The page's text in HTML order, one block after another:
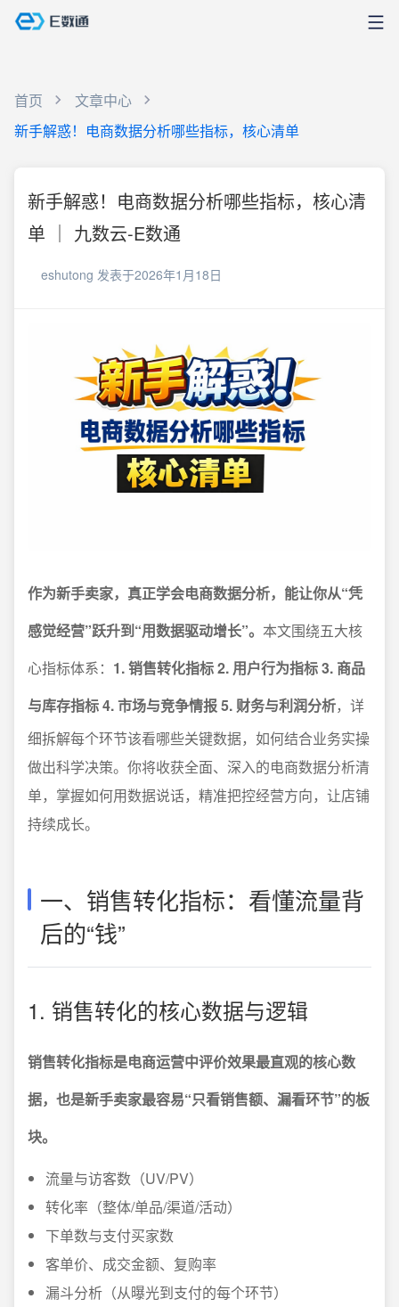
首页
文章中心
新手解惑！电商数据分析哪些指标，核心清单
新手解惑！电商数据分析哪些指标，核心清
单 ｜ 九数云-E数通
eshutong 发表于2026年1月18日
作为新手卖家，真正学会电商数据分析，能让你从“凭
感觉经营”跃升到“用数据驱动增长”。 本文围绕五大核
心指标体系： 1. 销售转化指标 2. 用户行为指标 3. 商品
与库存指标 4. 市场与竞争情报 5. 财务与利润分析，详
细拆解每个环节该看哪些关键数据，如何结合业务实操
做出科学决策。你将收获全面、深入的电商数据分析清
单，掌握如何用数据说话，精准把控经营方向，让店铺
持续成长。
一、销售转化指标：看懂流量背
后的“钱”
1. 销售转化的核心数据与逻辑
销售转化指标是电商运营中评价效果最直观的核心数
据，也是新手卖家最容易“只看销售额、漏看环节”的板
块。
流量与访客数（UV/PV）
转化率（整体/单品/渠道/活动）
下单数与支付买家数
客单价、成交金额、复购率
漏斗分析（从曝光到支付的每个环节）